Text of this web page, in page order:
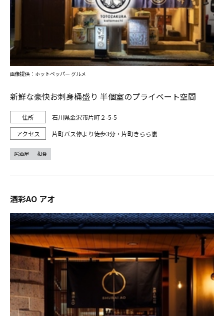
新鮮な豪快お刺身桶盛り 半個室のプライベート空間
石川県金沢市片町２-5-5
片町バス停より徒歩3分・片町きらら裏
画像提供：ホットペッパー グルメ
居酒屋 和食
酒彩AO アオ